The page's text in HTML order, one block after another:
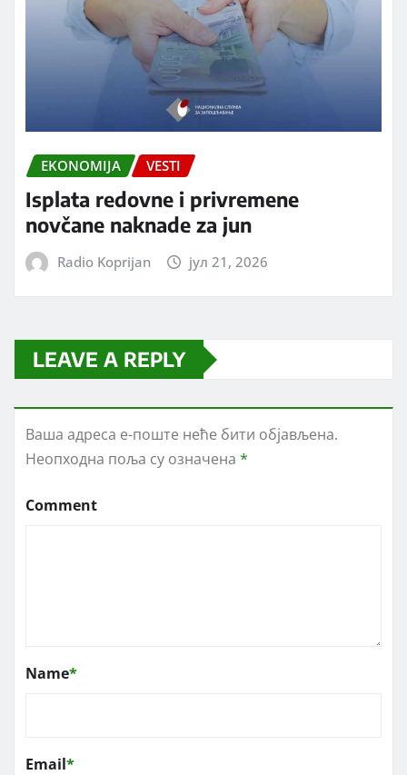
EKONOMIJA VESTI
Isplata redovne i privremene
novčane naknade za jun
Radio Koprijan јул 21, 2026
LEAVE A REPLY
Ваша адреса е-поште неће бити објављена.
Неопходна поља су означена *
Comment
Name*
Email*